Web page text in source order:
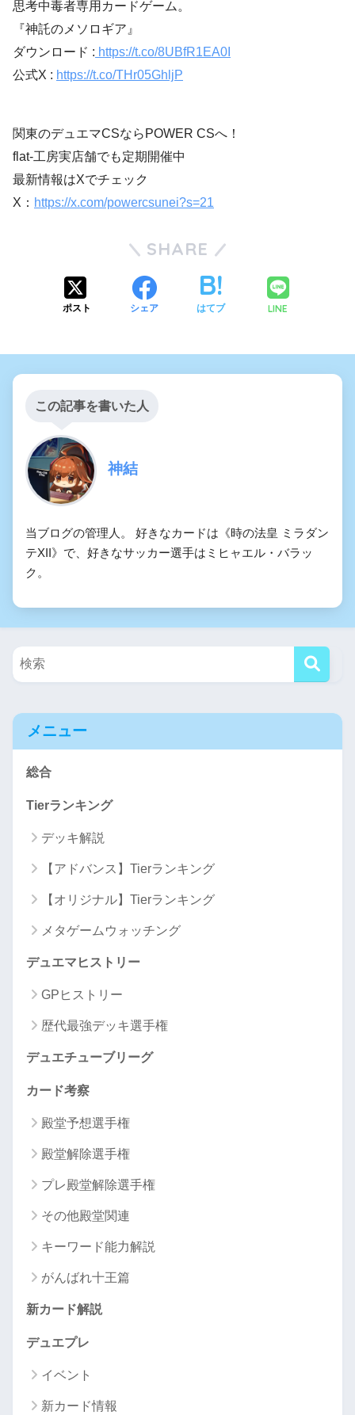
思考中毒者専用カードゲーム。
『神託のメソロギア』
ダウンロード : https://t.co/8UBfR1EA0I
公式X : https://t.co/THr05GhljP
関東のデュエマCSならPOWER CSへ！
flat-工房実店舗でも定期開催中
最新情報はXでチェック
X： https://x.com/powercsunei?s=21
SHARE
ポスト シェア はてブ LINE
この記事を書いた人
神結
当ブログの管理人。 好きなカードは《時の法皇 ミラダン
テXII》で、好きなサッカー選手はミヒャエル・バラッ
ク。
メニュー
総合
Tierランキング
デッキ解説
【アドバンス】Tierランキング
【オリジナル】Tierランキング
メタゲームウォッチング
デュエマヒストリー
GPヒストリー
歴代最強デッキ選手権
デュエチューブリーグ
カード考察
殿堂予想選手権
殿堂解除選手権
プレ殿堂解除選手権
その他殿堂関連
キーワード能力解説
がんばれ十王篇
新カード解説
デュエプレ
イベント
新カード情報